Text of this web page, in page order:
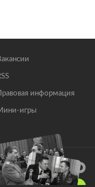
Правовая информация
игры